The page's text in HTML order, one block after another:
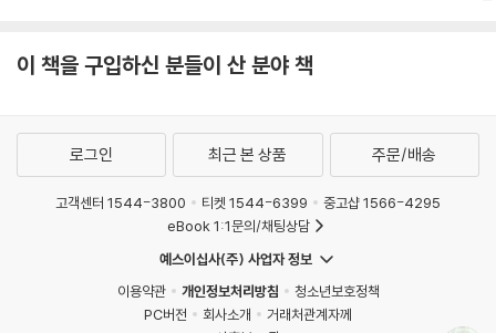
이 책을 구입하신 분들이 산 분야 책
로그인 최근 본 상품 주문/배송
고객센터 1544-3800 티켓 1544-6399
중고샵 1566-4295
eBook 1:1문의/채팅상담
예스이십사(주) 사업자 정보
이용약관
개인정보처리방침
청소년보호정책
PC버전
회사소개
거래처관계자께